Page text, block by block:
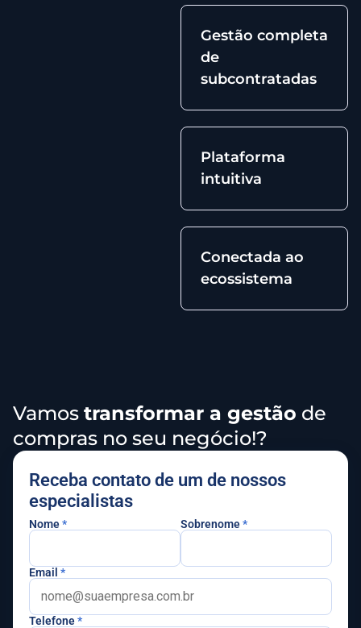
Gestão completa
de
subcontratadas
Plataforma
intuitiva
Conectada ao
ecossistema
Vamos transformar a gestão de
compras no seu negócio!?
Receba contato de um de nossos
especialistas
Nome* Sobrenome*
Email *
Telefone*